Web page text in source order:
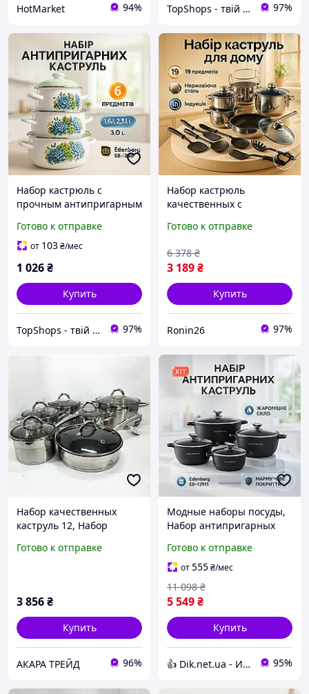
HotMarket 94% TopShops - твій інтернет магазин 97%
Набор кастрюль с
прочным антипригарным
кастрюли, Набор
качественных каструль
Готово к отправке
от 103₴/мес
1 026₴
Купить
TopShops - твій інтернет магазин 97%
Набор кастрюль
качественных с
для любых плит кастрюль
Готово к отправке
3 189₴
6 378 ₴
Купить
Ronin26 97%
Набор качественных
каструль 12, Набор
качевства, Кастрюли с
Готово к отправке
3 856₴
Купить
АКАРА ТРЕЙД 96%
Модные наборы посуды,
Набор антипригарных
Набор кастрюль с
антипригарным дном AF-
70
Готово к отправке
от555₴/мес
5 549₴
11 098 ₴
Купить
👍 Dik.net.ua - Интернет магазин 95%